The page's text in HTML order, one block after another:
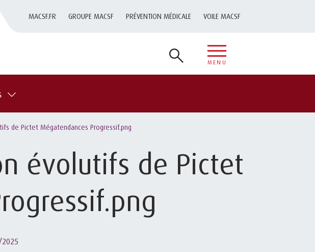
MACSF.FR GROUPE MACSF PRÉVENTION MÉDICALE VOILE MACSF
MENU
de Pictet Mégatendances Progressif.png
évolutifs de Pictet